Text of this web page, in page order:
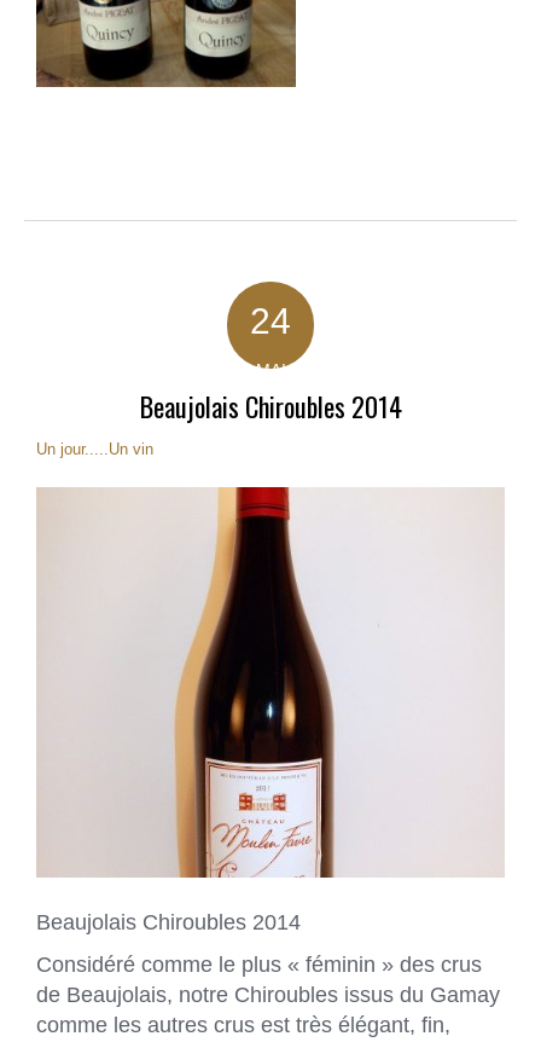
24
MAI
Beaujolais Chiroubles 2014
Un jour.....Un vin
Beaujolais Chiroubles 2014
Considéré comme le plus « féminin » des crus
de Beaujolais, notre Chiroubles issus du Gamay
comme les autres crus est très élégant, fin,